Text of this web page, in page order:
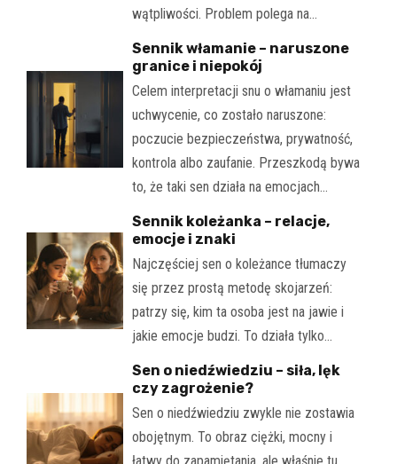
wątpliwości. Problem polega na…
Sennik włamanie – naruszone
granice i niepokój
Celem interpretacji snu o włamaniu jest
uchwycenie, co zostało naruszone:
poczucie bezpieczeństwa, prywatność,
kontrola albo zaufanie. Przeszkodą bywa
to, że taki sen działa na emocjach…
Sennik koleżanka – relacje,
emocje i znaki
Najczęściej sen o koleżance tłumaczy
się przez prostą metodę skojarzeń:
patrzy się, kim ta osoba jest na jawie i
jakie emocje budzi. To działa tylko…
Sen o niedźwiedziu – siła, lęk
czy zagrożenie?
Sen o niedźwiedziu zwykle nie zostawia
obojętnym. To obraz ciężki, mocny i